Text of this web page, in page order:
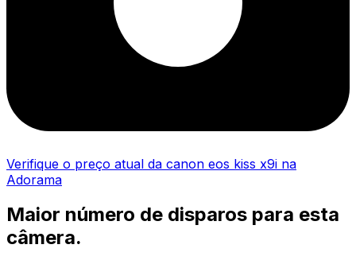
Verifique o preço atual da canon eos kiss x9i na
Adorama
Maior número de disparos para esta
câmera.